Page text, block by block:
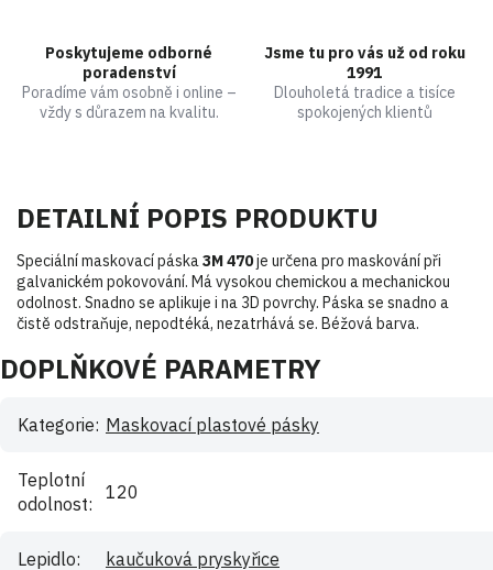
Poskytujeme odborné
poradenství
Poradíme vám osobně i online –
vždy s důrazem na kvalitu.
Jsme tu pro vás už od roku
1991
Dlouholetá tradice a tisíce
spokojených klientů
DETAILNÍ POPIS PRODUKTU
Speciální maskovací páska3M 470je určena pro maskování při
galvanickém pokovování. Má vysokou chemickou a mechanickou
odolnost. Snadno se aplikuje i na 3D povrchy. Páska se snadno a
čistě odstraňuje, nepodtéká, nezatrhává se. Béžová barva.
DOPLŇKOVÉ PARAMETRY
Kategorie: Maskovací plastové pásky
Teplotní
odolnost:
120
Lepidlo: kaučuková pryskyřice